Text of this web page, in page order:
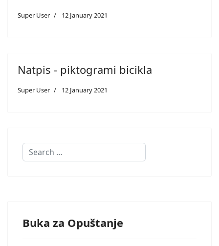
Super User 12 January 2021
Natpis - piktogrami bicikla
Super User 12 January 2021
Search
Buka za Opuštanje